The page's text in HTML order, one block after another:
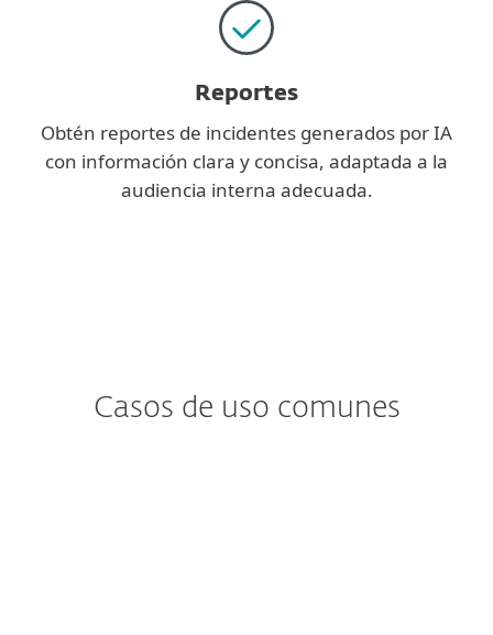
Reportes
Obtén reportes de incidentes generados por IA
con información clara y concisa, adaptada a la
audiencia interna adecuada.
Casos de uso comunes